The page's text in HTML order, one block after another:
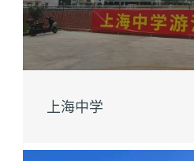
上海中学